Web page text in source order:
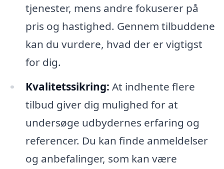
tjenester, mens andre fokuserer på
pris og hastighed. Gennem tilbuddene
kan du vurdere, hvad der er vigtigst
for dig.
Kvalitetssikring: At indhente flere
tilbud giver dig mulighed for at
undersøge udbydernes erfaring og
referencer. Du kan finde anmeldelser
og anbefalinger, som kan være